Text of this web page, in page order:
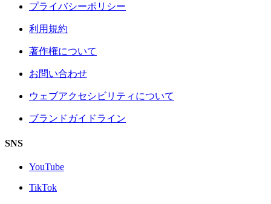
プライバシーポリシー
利用規約
著作権について
お問い合わせ
ウェブアクセシビリティについて
ブランドガイドライン
SNS
YouTube
TikTok